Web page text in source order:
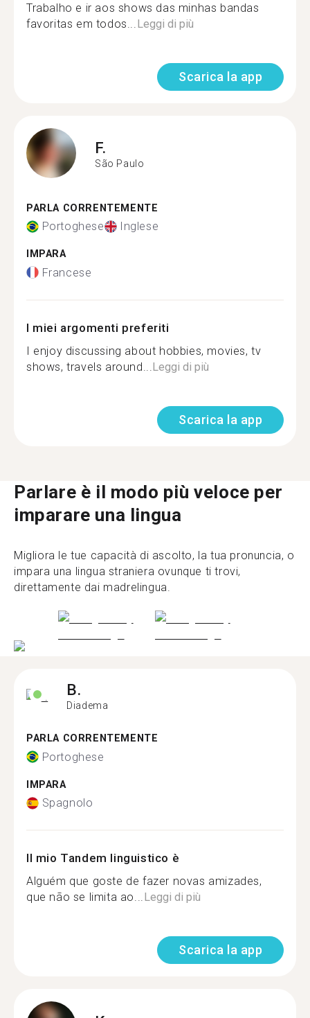
Trabalho e ir aos shows das minhas bandas
favoritas em todos... Leggi di più
Scarica la app
F.
São Paulo
PARLA CORRENTEMENTE
Portoghese Inglese
IMPARA
Francese
I miei argomenti preferiti
I enjoy discussing about hobbies, movies, tv
shows, travels around... Leggi di più
Scarica la app
Parlare è il modo più veloce per
imparare una lingua
Migliora le tue capacità di ascolto, la tua pronuncia, o
impara una lingua straniera ovunque ti trovi,
direttamente dai madrelingua.
B.
Diadema
PARLA CORRENTEMENTE
Portoghese
IMPARA
Spagnolo
Il mio Tandem linguistico è
Alguém que goste de fazer novas amizades,
que não se limita ao...Leggi di più
Scarica la app